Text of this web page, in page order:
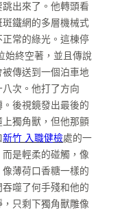
出來了。他轉頭看
鐵網的多層機械式
常的綠光。這棟停
始終空著，並且傳說
傳送到一個泊車地
次。他打了方向
後視鏡發出最後的
獨角獸，但他那顫
新竹 入職健檢處的一
是輕柔的碰觸，像
薄荷口香糖一樣的
噬了何手殘和他的
只剩下獨角獸雕像